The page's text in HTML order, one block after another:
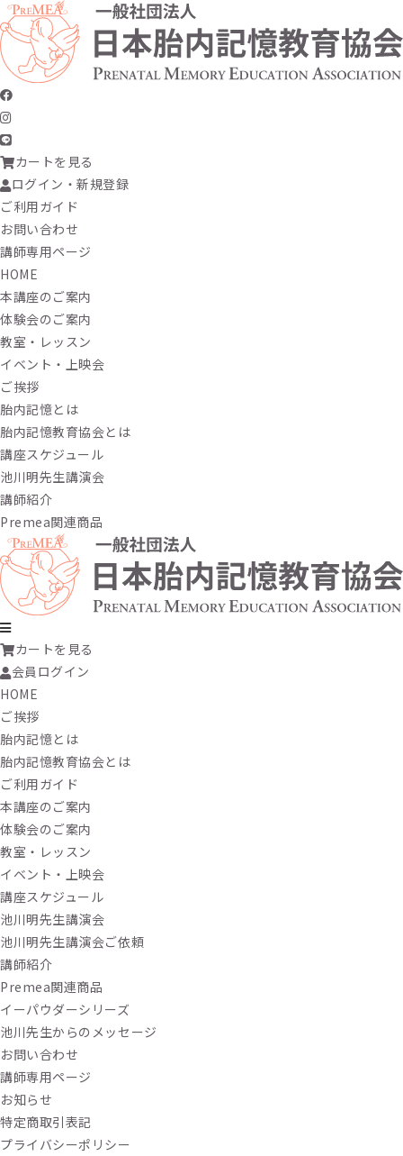
カートを見る
ログイン・新規登録
ご利用ガイド
お問い合わせ
講師専用ページ
HOME
本講座のご案内
体験会のご案内
教室・レッスン
イベント・上映会
ご挨拶
胎内記憶とは
胎内記憶教育協会とは
講座スケジュール
池川明先生講演会
講師紹介
Premea関連商品
カートを見る
会員ログイン
HOME
ご挨拶
胎内記憶とは
胎内記憶教育協会とは
ご利用ガイド
本講座のご案内
体験会のご案内
教室・レッスン
イベント・上映会
講座スケジュール
池川明先生講演会
池川明先生講演会ご依頼
講師紹介
Premea関連商品
イーパウダーシリーズ
池川先生からのメッセージ
お問い合わせ
講師専用ページ
お知らせ
特定商取引表記
プライバシーポリシー